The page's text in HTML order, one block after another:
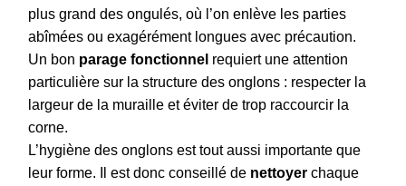
plus grand des ongulés, où l’on enlève les parties
abîmées ou exagérément longues avec précaution.
Un bon parage fonctionnel requiert une attention
particulière sur la structure des onglons : respecter la
largeur de la muraille et éviter de trop raccourcir la
corne.
L’hygiène des onglons est tout aussi importante que
leur forme. Il est donc conseillé de nettoyer chaque